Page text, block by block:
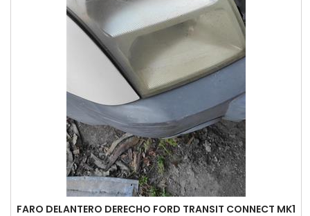
FARO DELANTERO DERECHO FORD TRANSIT CONNECT MK1